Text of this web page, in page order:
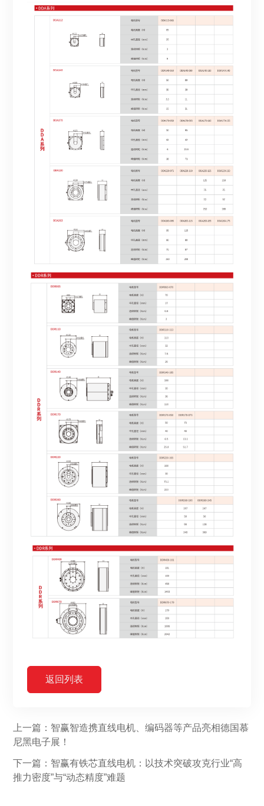
返回列表
上一篇：智赢智造携直线电机、编码器等产品亮相德国慕
尼黑电子展！
下一篇：智赢有铁芯直线电机：以技术突破攻克行业“高
推力密度”与“动态精度”难题